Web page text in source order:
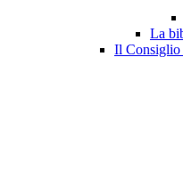
La
Il Consiglio